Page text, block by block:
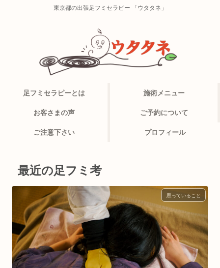
東京都の出張足フミセラピー 「ウタタネ」
足フミセラピーとは 施術メニュー
お客さまの声 ご予約について
ご注意下さい プロフィール
最近の足フミ考
思っていること